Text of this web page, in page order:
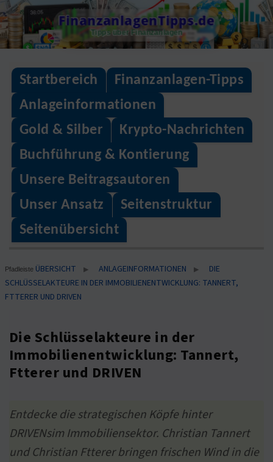
Skip
to
content
FinanzanlagenTipps.de
Tipps über Finanzanlagen
Startbereich
Finanzanlagen-Tipps
Anlageinformationen
Gold & Silber
Krypto-Nachrichten
Buchführung & Kontierung
Unsere Beitragsautoren
Unser Ansatz
Seitenstruktur
Seitenübersicht
Pfadleiste ÜBERSICHT ▶ ANLAGEINFORMATIONEN ▶
DIE
SCHLÜSSELAKTEURE IN DER IMMOBILIENENTWICKLUNG: TANNERT,
FTTERER UND DRIVEN
Die Schlüsselakteure in der
Immobilienentwicklung: Tannert,
Ftterer und DRIVEN
Entdecke die strategischen Köpfe hinter
DRIVENsim Immobiliensektor. Christian Tannert
und Christian Ftterer bringen frischen Wind in die